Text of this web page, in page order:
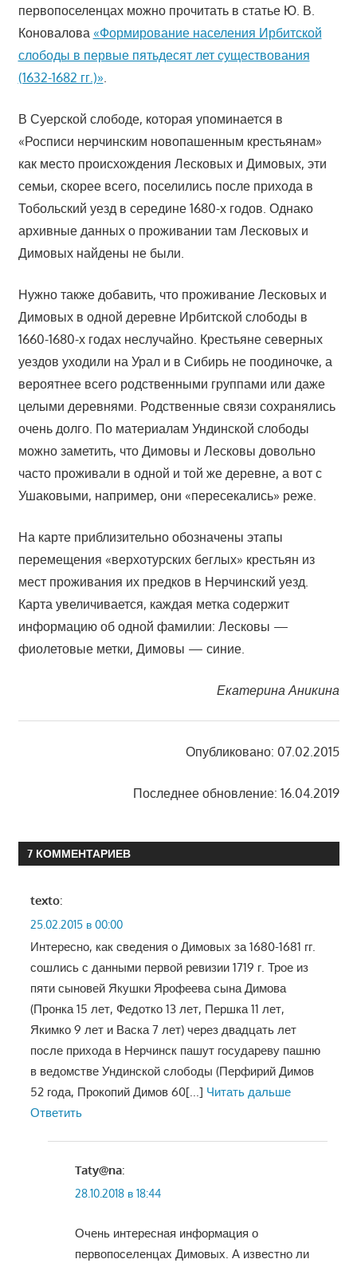
первопоселенцах можно прочитать в статье Ю. В.
Коновалова «Формирование населения Ирбитской
слободы в первые пятьдесят лет существования
(1632-1682 гг.)».
В Суерской слободе, которая упоминается в
«Росписи нерчинским новопашенным крестьянам»
как место происхождения Лесковых и Димовых, эти
семьи, скорее всего, поселились после прихода в
Тобольский уезд в середине 1680-х годов. Однако
архивные данных о проживании там Лесковых и
Димовых найдены не были.
Нужно также добавить, что проживание Лесковых и
Димовых в одной деревне Ирбитской слободы в
1660-1680-х годах неслучайно. Крестьяне северных
уездов уходили на Урал и в Сибирь не поодиночке, а
вероятнее всего родственными группами или даже
целыми деревнями. Родственные связи сохранялись
очень долго. По материалам Ундинской слободы
можно заметить, что Димовы и Лесковы довольно
часто проживали в одной и той же деревне, а вот с
Ушаковыми, например, они «пересекались» реже.
На карте приблизительно обозначены этапы
перемещения «верхотурских беглых» крестьян из
мест проживания их предков в Нерчинский уезд.
Карта увеличивается, каждая метка содержит
информацию об одной фамилии: Лесковы —
фиолетовые метки, Димовы — синие.
Екатерина Аникина
Опубликовано: 07.02.2015
Последнее обновление: 16.04.2019
7 КОММЕНТАРИЕВ
texto:
25.02.2015 в 00:00
Интересно, как сведения о Димовых за 1680-1681 гг.
сошлись с данными первой ревизии 1719 г. Трое из
пяти сыновей Якушки Ярофеева сына Димова
(Пронка 15 лет, Федотко 13 лет, Першка 11 лет,
Якимко 9 лет и Васка 7 лет) через двадцать лет
после прихода в Нерчинск пашут государеву пашню
в ведомстве Ундинской слободы (Перфирий Димов
52 года, Прокопий Димов 60[...] Читать дальше
Ответить
Taty@na:
28.10.2018 в 18:44
Очень интересная информация о
первопоселенцах Димовых. А известно ли